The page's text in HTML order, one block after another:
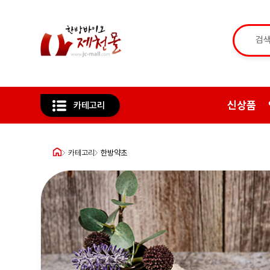
카테고리 신상품
카테고리 한방약초